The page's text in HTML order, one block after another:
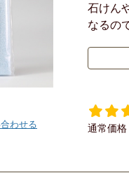
わせる
石けん
なるの
通常価格